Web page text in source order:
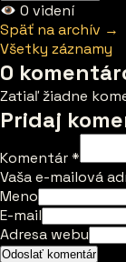
0 videní
Späť na archív →
Všetky záznamy
0
Zatiaľ žiadne
Pridaj
Komentár*
Vaša e-mailová
Meno
E-mail
Adresa webu